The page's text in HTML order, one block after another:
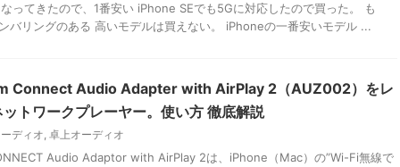
ってきたので、1番安い iPhone SEでも5Gに対応したので買った。 も
バリングのある 高いモデルは買えない。 iPhoneの一番安いモデル ...
Connect Audio Adapter with AirPlay 2（AUZ002）をレ
ットワークプレーヤー。使い方 徹底解説
ディオ, 卓上オーディオ
Audio Adaptor with AirPlay 2は、iPhone（Mac）の”Wi-Fi無線で